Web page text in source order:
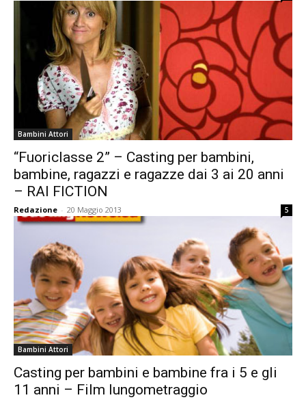
Bambini Attori
“Fuoriclasse 2” – Casting per bambini,
bambine, ragazzi e ragazze dai 3 ai 20 anni
– RAI FICTION
Redazione - 20 Maggio 2013 5
Bambini Attori
Casting per bambini e bambine fra i 5 e gli
11 anni – Film lungometraggio